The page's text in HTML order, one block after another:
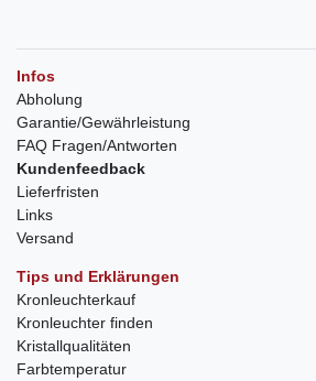
Infos
Abholung
Garantie/Gewährleistung
FAQ Fragen/Antworten
Kundenfeedback
Lieferfristen
Links
Versand
Tips und Erklärungen
Kronleuchterkauf
Kronleuchter finden
Kristallqualitäten
Farbtemperatur